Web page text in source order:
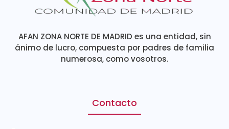
AFAN ZONA NORTE DE MADRID es una entidad, sin
ánimo de lucro, compuesta por padres de familia
numerosa, como vosotros.
Contacto